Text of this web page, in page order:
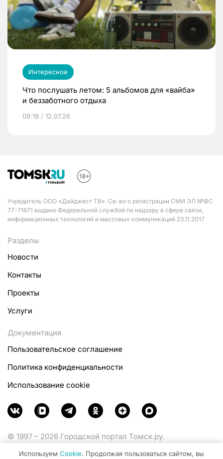
Интересное
Что послушать летом: 5 альбомов для «вайба»
и беззаботного отдыха
09:19 / 12.07.26
Учредитель ООО «Дайджест ТВ». Св-во о регистрации СМИ ЭЛ №ФС
77-71671 выдано Федеральной службой по надзору в сфере связи,
информационных технологий и массовых коммуникаций 23.11.2017
Разделы
Новости
Контакты
Проекты
Услуги
Документация
Пользовательское соглашение
Политика конфиденциальности
Использование cookie
© 1997 – 2026 Городской портал Томск.ру.
Используем Cookie. Продолжая пользоваться сайтом, вы